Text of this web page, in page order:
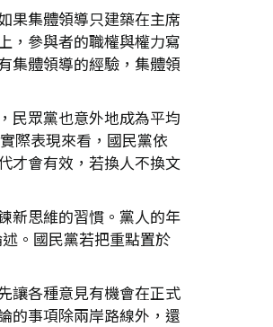
果集體領導只建築在主席
，參與者的職權與權力寫
集體領導的經驗，集體領
民眾黨也意外地成為平均
際表現來看，國民黨依
才會有效，若換人不換文
新思維的習慣。黨人的年
。國民黨若把重點置於
讓各種意見有機會在正式
的事項除兩岸路線外，還